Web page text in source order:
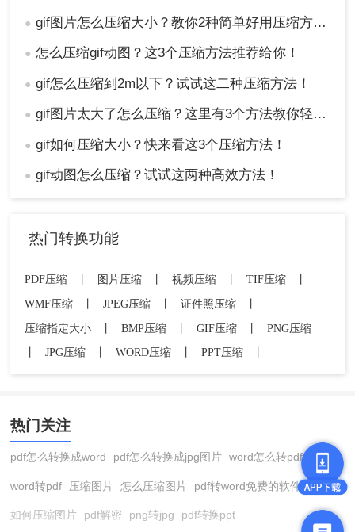
● gif图片怎么压缩大小？教你2种简单好用压缩方法！
● 怎么压缩gif动图？这3个压缩方法推荐给你！
● gif怎么压缩到2m以下？试试这二种压缩方法！
● gif图片太大了怎么压缩？这里有3个方法教你轻松压缩！
● gif如何压缩大小？快来看这3个压缩方法！
● gif动图怎么压缩？试试这两种高效方法！
热门转换功能
PDF压缩 图片压缩 视频压缩 TIF压缩
WMF压缩
丨 JPEG压缩 丨 证件照压缩
丨
压缩指定大小
丨 BMP压缩 丨 GIF压缩 丨
PNG压缩
JPG压缩 WORD压缩 PPT压缩
热门关注
pdf怎么转换成word pdf怎么转换成jpg图片 word怎么转pdf
word转pdf 压缩图片 怎么压缩图片 pdf转word免费的软件
如何压缩图片 pdf解密 png转jpg pdf转换ppt